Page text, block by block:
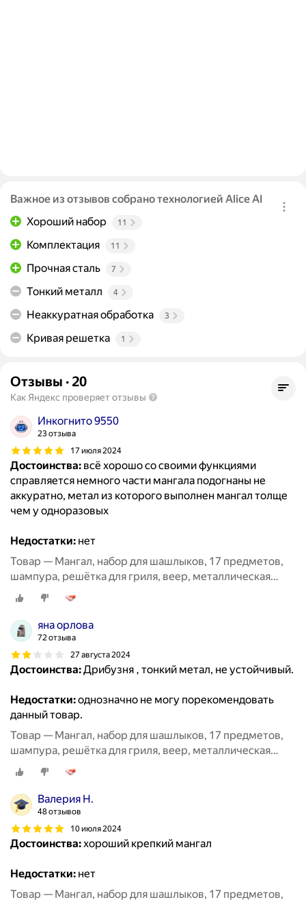
Важное из отзывов собрано технологией Alice AI
Хороший набор
11
Комплектация 11
Прочная сталь 7
Тонкий металл 4
Неаккуратная обработка 3
Кривая решетка 1
Отзывы · 20
Как Яндекс проверяет отзывы
Инкогнито 9550
23 отзыва
17 июля 2024
Достоинства: всё хорошо со своими функциями
справляется немного части мангала подогнаны не
аккуратно, метал из которого выполнен мангал толще
чем у одноразовых
Недостатки: нет
Товар — Мангал, набор для шашлыков, 17 предметов,
шампура, решётка для гриля, веер, металлическая
щётка
яна орлова
72 отзыва
27 августа 2024
Достоинства:Дрибузня , тонкий метал, не устойчивый.
Недостатки:однозначно не могу порекомендовать
данный товар.
Товар — Мангал, набор для шашлыков, 17 предметов,
шампура, решётка для гриля, веер, металлическая
щётка
Валерия Н.
48 отзывов
10 июля 2024
Достоинства:хороший крепкий мангал
Недостатки: нет
Товар — Мангал, набор для шашлыков, 17 предметов,